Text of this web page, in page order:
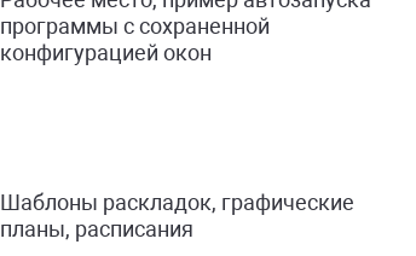
программы с сохраненной
конфигурацией окон
Шаблоны раскладок, графические
планы, расписания